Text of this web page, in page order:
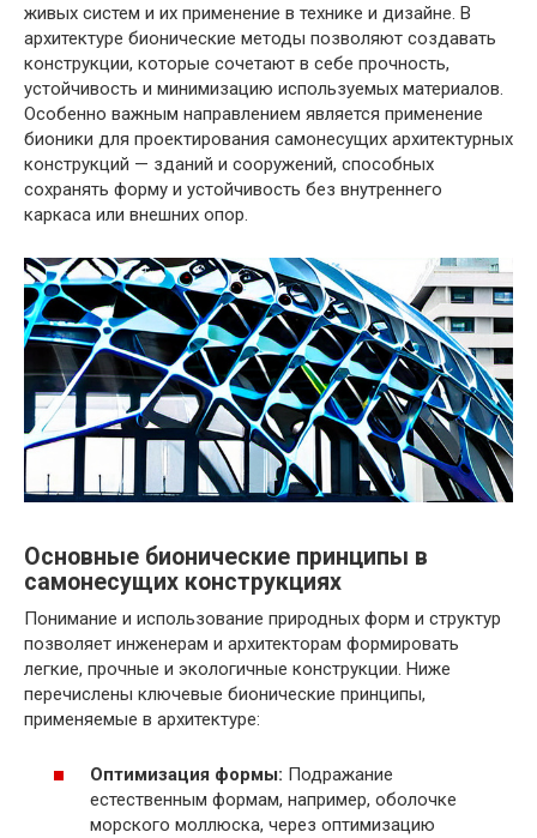
живых систем и их применение в технике и дизайне. В
архитектуре бионические методы позволяют создавать
конструкции, которые сочетают в себе прочность,
устойчивость и минимизацию используемых материалов.
Особенно важным направлением является применение
бионики для проектирования самонесущих архитектурных
конструкций — зданий и сооружений, способных
сохранять форму и устойчивость без внутреннего
каркаса или внешних опор.
Основные бионические принципы в
самонесущих конструкциях
Понимание и использование природных форм и структур
позволяет инженерам и архитекторам формировать
легкие, прочные и экологичные конструкции. Ниже
перечислены ключевые бионические принципы,
применяемые в архитектуре:
Оптимизация формы: Подражание
естественным формам, например, оболочке
морского моллюска, через оптимизацию